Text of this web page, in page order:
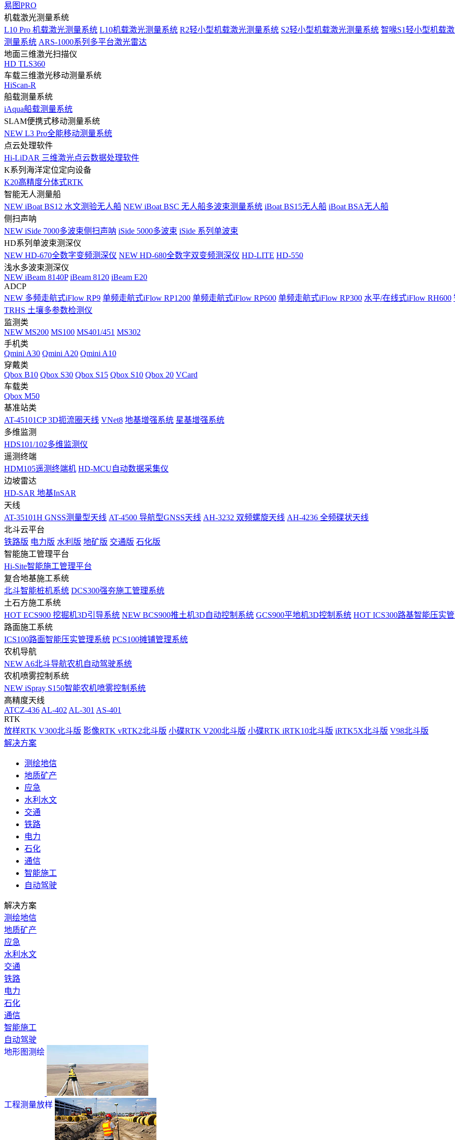
易图PRO
机载激光测量系统
L10 Pro 机载激光测量系统 L10机载激光测量系统 R2轻小型机载激光测量系统 S2轻小型机载激光测量系统 智喙S1轻小型机载
测量系统 ARS-1000系列多平台激光雷达
地面三维激光扫描仪
HD TLS360
车载三维激光移动测量系统
HiScan-R
船载测量系统
iAqua船载测量系统
SLAM便携式移动测量系统
NEW L3 Pro全能移动测量系统
点云处理软件
Hi-LiDAR 三维激光点云数据处理软件
K系列海洋定位定向设备
K20高精度分体式RTK
智能无人测量船
NEW iBoat BS12 水文测验无人船 NEW iBoat BSC 无人船多波束测量系统 iBoat BS15无人船 iBoat BSA无人船
侧扫声呐
NEW iSide 7000多波束侧扫声呐 iSide 5000多波束 iSide 系列单波束
HD系列单波束测深仪
NEW HD-670全数字变频测深仪 NEW HD-680全数字双变频测深仪 HD-LITE HD-550
浅水多波束测深仪
NEW iBeam 8140P iBeam 8120 iBeam E20
ADCP
NEW 多频走航式iFlow RP9 单频走航式iFlow RP1200 单频走航式iFlow RP600 单频走航式iFlow RP300 水平/在线式iFlow RH600
TRHS 土壤多参数检测仪
监测类
NEW MS200 MS100 MS401/451 MS302
手机类
Qmini A30 Qmini A20 Qmini A10
穿戴类
Qbox B10 Qbox S30 Qbox S15 Qbox S10 Qbox 20 VCard
车载类
Qbox M50
基准站类
AT-45101CP 3D扼流圈天线 VNet8 地基增强系统 星基增强系统
多维监测
HDS101/102多维监测仪
遥测终端
HDM105遥测终端机 HD-MCU自动数据采集仪
边坡雷达
HD-SAR 地基InSAR
天线
AT-35101H GNSS测量型天线 AT-4500 导航型GNSS天线 AH-3232 双频螺旋天线 AH-4236 全频碟状天线
北斗云平台
铁路版 电力版 水利版 地矿版 交通版 石化版
智能施工管理平台
Hi-Site智能施工管理平台
复合地基施工系统
北斗智能桩机系统 DCS300强夯施工管理系统
土石方施工系统
HOT ECS900 挖掘机3D引导系统 NEW BCS900推土机3D自动控制系统 GCS900平地机3D控制系统 HOT ICS300路基智能压实
路面施工系统
ICS100路面智能压实管理系统 PCS100摊铺管理系统
农机导航
NEW A6北斗导航农机自动驾驶系统
农机喷雾控制系统
NEW iSpray S150智能农机喷雾控制系统
高精度天线
ATCZ-436 AL-402 AL-301 AS-401
RTK
放样RTK V300北斗版 影像RTK vRTK2北斗版 小碟RTK V200北斗版 小碟RTK iRTK10北斗版 iRTK5X北斗版 V98北斗版
解决方案
测绘地信
地质矿产
应急
水利水文
交通
铁路
电力
石化
通信
智能施工
自动驾驶
解决方案
测绘地信
地质矿产
应急
水利水文
交通
铁路
电力
石化
通信
智能施工
自动驾驶
地形图测绘
工程测量放样